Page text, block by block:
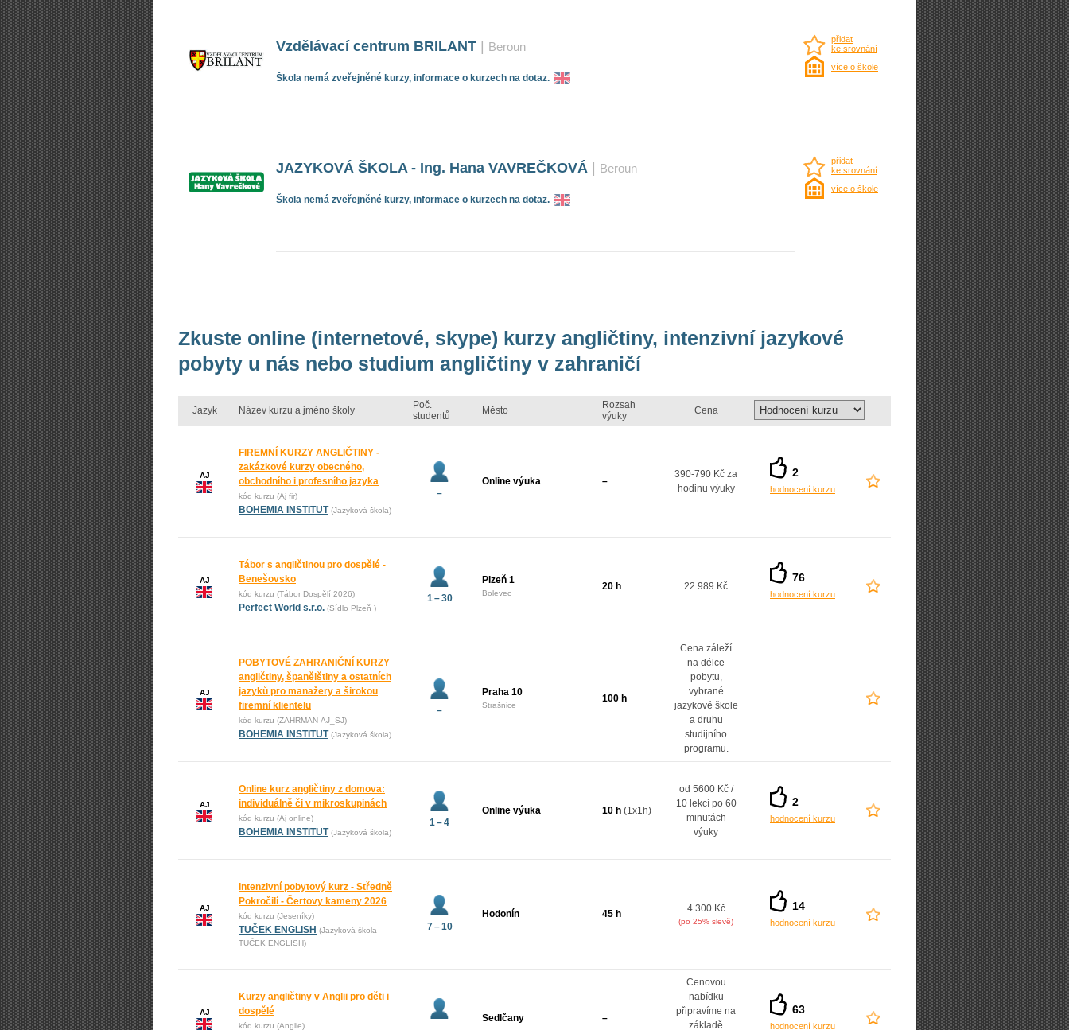
Vzdělávací centrum BRILANT Beroun
Škola nemá zveřejněné kurzy, informace o kurzech na dotaz.
přidat
ke srovnání
více o škole
JAZYKOVÁ ŠKOLA - Ing. Hana VAVREČKOVÁ Beroun
Škola nemá zveřejněné kurzy, informace o kurzech na dotaz.
přidat
ke srovnání
více o škole
Zkuste online (internetové, skype) kurzy angličtiny, intenzivní jazykové
pobyty u nás nebo studium angličtiny v zahraničí
Jazyk Název kurzu a jméno školy
Poč.
studentů
Město
Rozsah
výuky
Cena
AJ
FIREMNÍ KURZY ANGLIČTINY -
zakázkové kurzy obecného,
obchodního i profesního jazyka
kód kurzu (Aj fir)
BOHEMIA INSTITUT (Jazyková škola)
–
Online výuka –
390-790 Kč za
hodinu výuky
2
hodnocení kurzu
AJ
Tábor s angličtinou pro dospělé -
Benešovsko
kód kurzu (Tábor Dospělí 2026)
Perfect World s.r.o. (Sídlo Plzeň )
1 – 30
Plzeň 1
Bolevec
20 h 22 989 Kč
76
hodnocení kurzu
AJ
POBYTOVÉ ZAHRANIČNÍ KURZY
angličtiny, španělštiny a ostatních
jazyků pro manažery a širokou
firemní klientelu
kód kurzu (ZAHRMAN-AJ_SJ)
BOHEMIA INSTITUT (Jazyková škola)
–
Praha 10
Strašnice
100 h
Cena záleží
na délce
pobytu,
vybrané
jazykové škole
a druhu
studijního
programu.
AJ
Online kurz angličtiny z domova:
individuálně či v mikroskupinách
kód kurzu (Aj online)
BOHEMIA INSTITUT (Jazyková škola)
1 – 4
Online výuka 10 h (1x1h)
od 5600 Kč /
10 lekcí po 60
minutách
výuky
2
hodnocení kurzu
AJ
Intenzivní pobytový kurz - Středně
Pokročilí - Čertovy kameny 2026
kód kurzu (Jeseníky)
TUČEK ENGLISH (Jazyková škola
TUČEK ENGLISH)
7 – 10
Hodonín 45 h 4 300 Kč
(po 25% slevě)
14
hodnocení kurzu
AJ
Kurzy angličtiny v Anglii pro děti i
dospělé
kód kurzu (Anglie)
Sedlčany –
Cenovou
nabídku
připravíme na
základě
63
hodnocení kurzu